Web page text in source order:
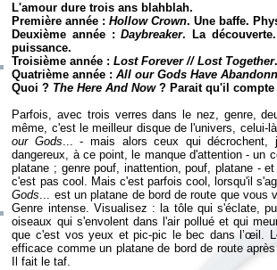
L'amour dure trois ans blahblah.
Première année :Hollow Crown. Une baffe.
Deuxième année :Daybreaker. La
puissance.
Troisième année :Lost Forever // Lost Together
Quatrième année :All our Gods Have
Quoi ? The Here And Now? Parait qu'il compte
Parfois, avec trois verres dans le nez, genre,
même, c'est le meilleur disque de l'univers, celui-
our Gods... - mais alors ceux qui
dangereux, à ce point, le manque d'attention - un
platane ; genre pouf, inattention, pouf, platane -
c'est pas cool. Mais c'est parfois cool, lorsqu'il
Gods... est un platane de bord de route que vous
Genre intense. Visualisez : la tôle qui s'éclate,
oiseaux qui s'envolent dans l'air pollué et qui
que c'est vos yeux et pic-pic le bec dans l’œil.
efficace comme un platane de bord de route
Il fait le taf.